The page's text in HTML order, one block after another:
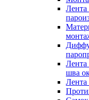
Лента
Лента
шва